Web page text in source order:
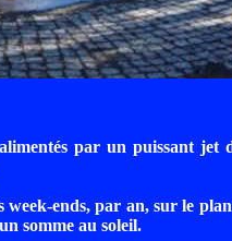
par un puissant jet
week-ends, par an, sur le
somme au soleil.